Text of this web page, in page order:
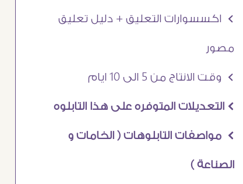
Ö اكسسوارات التعليق + دليل تعليق
مصور
Ö وقت الانتاج من 5 الى 10 ايام
Ö التعديلات المتوفره على هذا التابلوه
Ö مواصفات التابلوهات ( الخامات و
الصناعة )